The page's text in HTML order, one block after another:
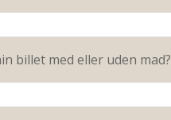
billet med eller uden mad?